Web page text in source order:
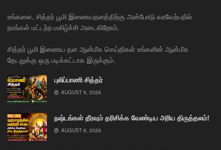
உங்களை, சித்தர் பூமி இணையதளத்திற்கு அன்போடு வரவேற்பதில்
நாங்கள் மட்டற்ற மகிழ்ச்சி அடைகிறோம்.
சித்தர் பூமி இணைய தள ஆன்மீக செய்திகள் உங்களின் ஆன்மீக
தேடலுக்கு ஒரு படிக்கட்டாக இருக்கும்.
புலிப்பாணி சித்தர்
AUGUST 9, 2026
நஷ்டங்கள் தீரவும் தரிசிக்க வேண்டிய அரிய திருத்தலம்!
AUGUST 8, 2026